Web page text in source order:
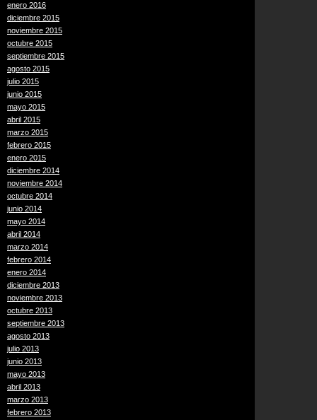
enero 2016
diciembre 2015
noviembre 2015
octubre 2015
septiembre 2015
agosto 2015
julio 2015
junio 2015
mayo 2015
abril 2015
marzo 2015
febrero 2015
enero 2015
diciembre 2014
noviembre 2014
octubre 2014
junio 2014
mayo 2014
abril 2014
marzo 2014
febrero 2014
enero 2014
diciembre 2013
noviembre 2013
octubre 2013
septiembre 2013
agosto 2013
julio 2013
junio 2013
mayo 2013
abril 2013
marzo 2013
febrero 2013